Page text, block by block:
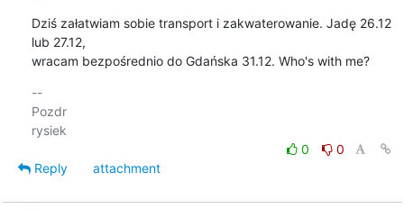
Dziś załatwiam sobie transport i zakwaterowanie. Jadę 26.12
lub 27.12,
wracam bezpośrednio do Gdańska 31.12. Who's with me?
--
Pozdr
0
0
Reply
attachment